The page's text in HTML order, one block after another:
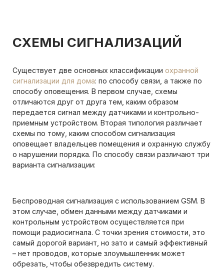
СХЕМЫ СИГНАЛИЗАЦИЙ
Существует две основных классификации охранной
сигнализации для дома: по способу связи, а также по
способу оповещения. В первом случае, схемы
отличаются друг от друга тем, каким образом
передается сигнал между датчиками и контрольно-
приемным устройством. Вторая типология различает
схемы по тому, каким способом сигнализация
оповещает владельцев помещения и охранную службу
о нарушении порядка. По способу связи различают три
варианта сигнализации:
Беспроводная сигнализация с использованием GSM. В
этом случае, обмен данными между датчиками и
контрольным устройством осуществляется при
помощи радиосигнала. С точки зрения стоимости, это
самый дорогой вариант, но зато и самый эффективный
– нет проводов, которые злоумышленник может
обрезать, чтобы обезвредить систему.